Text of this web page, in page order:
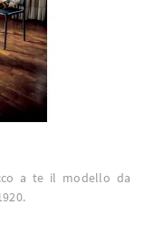
a te il modello da